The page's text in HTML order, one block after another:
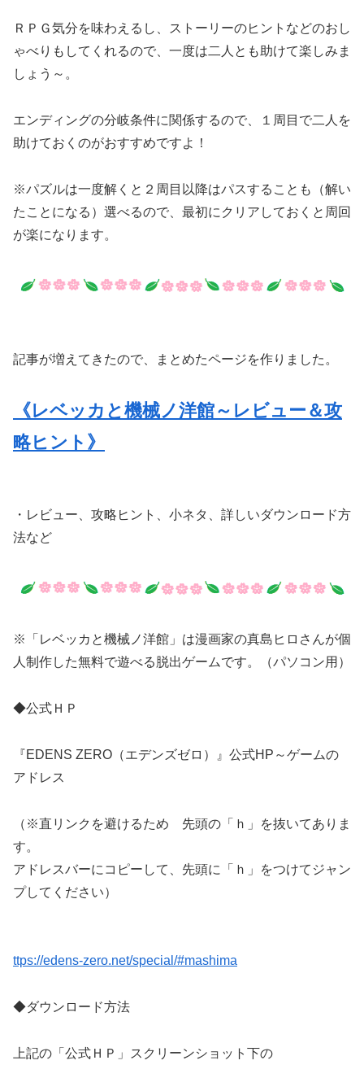
ＲＰＧ気分を味わえるし、ストーリーのヒントなどのおし
ゃべりもしてくれるので、一度は二人とも助けて楽しみま
しょう～。
エンディングの分岐条件に関係するので、１周目で二人を
助けておくのがおすすめですよ！
※パズルは一度解くと２周目以降はパスすることも（解い
たことになる）選べるので、最初にクリアしておくと周回
が楽になります。
記事が増えてきたので、まとめたページを作りました。
《レベッカと機械ノ洋館～レビュー＆攻
略ヒント》
・レビュー、攻略ヒント、小ネタ、詳しいダウンロード方
法など
※「レベッカと機械ノ洋館」は漫画家の真島ヒロさんが個
人制作した無料で遊べる脱出ゲームです。（パソコン用）
◆公式ＨＰ
『EDENS ZERO（エデンズゼロ）』公式HP～ゲームの
アドレス
（※直リンクを避けるため 先頭の「ｈ」を抜いてありま
す。
アドレスバーにコピーして、先頭に「ｈ」をつけてジャン
プしてください）
ttps://edens-zero.net/special/#mashima
◆ダウンロード方法
上記の「公式ＨＰ」スクリーンショット下の